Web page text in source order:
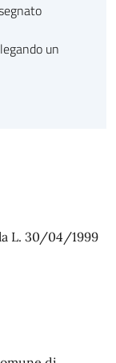
un
L. 30/04/1999